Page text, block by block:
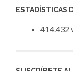
ESTADÍSTICAS
414.432